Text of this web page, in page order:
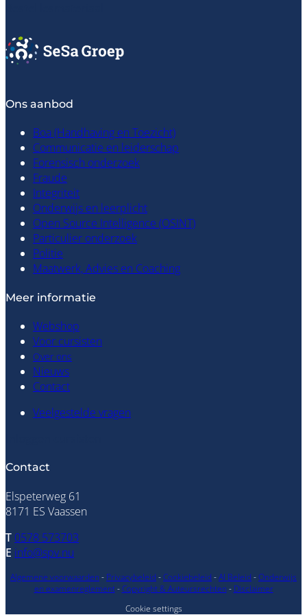
Ons aanbod
Boa (Handhaving en Toezicht)
Communicatie en leiderschap
Forensisch onderzoek
Fraude
Integriteit
Onderwijs en leerplicht
Open Source Intelligence (OSINT)
Particulier onderzoek
Politie
Maatwerk, Advies en Coaching
Meer informatie
Webshop
Voor cursisten
Over ons
Nieuws
Contact
Veelgestelde vragen
Contact
Elspeterweg 61
8171 ES Vaassen
T 0578 573703
E info@spv.nu
Algemene voorwaarden - Privacybeleid -Cookiebeleid -AI Beleid -Onderwijs
en examenreglement-Copyright & Auteursrechten - Disclaimer
Cookie settings